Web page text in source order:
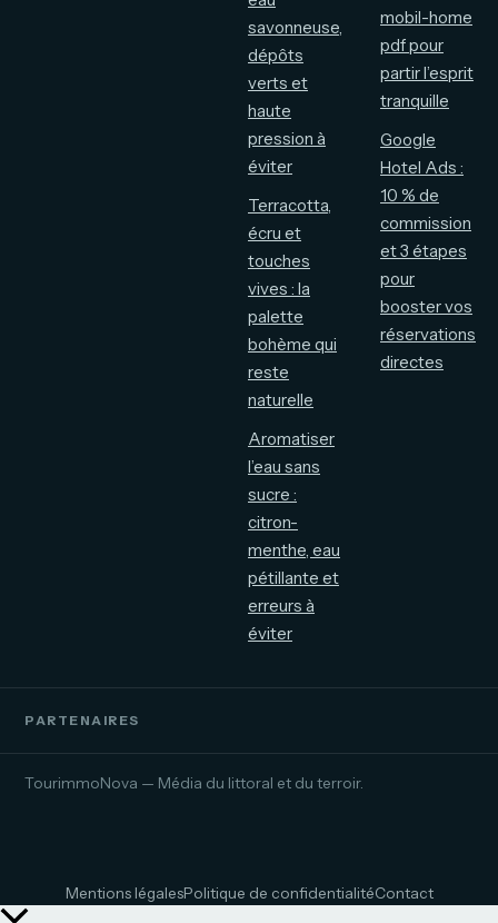
savonneuse,
dépôts
verts et
haute
pression à
éviter
Terracotta,
écru et
touches
vives : la
palette
bohème qui
reste
naturelle
Aromatiser
l’eau sans
sucre :
citron-
menthe, eau
pétillante et
erreurs à
éviter
mobil-home
pdf pour
partir l’esprit
tranquille
Google
Hotel Ads :
10 % de
commission
et 3 étapes
pour
booster vos
réservations
directes
PARTENAIRES
TourimmoNova — Média du littoral et du terroir.
Mentions légalesPolitique de confidentialitéContact